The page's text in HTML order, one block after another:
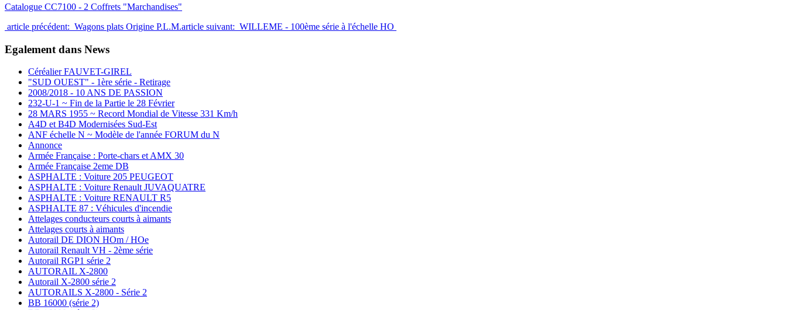
Catalogue CC7100 - 2 Coffrets "Marchandises"
article précédent: Wagons plats Origine P.L.M.article suivant: WILLEME - 100ème série à l'échelle HO
Egalement dans News
Céréalier FAUVET-GIREL
"SUD OUEST" - 1ère série - Retirage
2008/2018 - 10 ANS DE PASSION
232-U-1 ~ Fin de la Partie le 28 Février
28 MARS 1955 ~ Record Mondial de Vitesse 331 Km/h
A4D et B4D Modernisées Sud-Est
ANF échelle N ~ Modèle de l'année FORUM du N
Annonce
Armée Française : Porte-chars et AMX 30
Armée Française 2eme DB
ASPHALTE : Voiture 205 PEUGEOT
ASPHALTE : Voiture Renault JUVAQUATRE
ASPHALTE : Voiture RENAULT R5
ASPHALTE 87 : Véhicules d'incendie
Attelages conducteurs courts à aimants
Attelages courts à aimants
Autorail DE DION HOm / HOe
Autorail Renault VH - 2ème série
Autorail RGP1 série 2
AUTORAIL X-2800
Autorail X-2800 série 2
AUTORAILS X-2800 - Série 2
BB 16000 (série 2)